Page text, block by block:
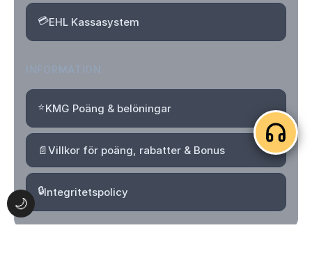
🌙
💳EHL Kassasystem
⭐KMG Poäng & belöningar
📄Villkor för poäng, rabatter & Bonus
🔒Integritetspolicy